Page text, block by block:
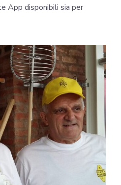
App disponibili sia per